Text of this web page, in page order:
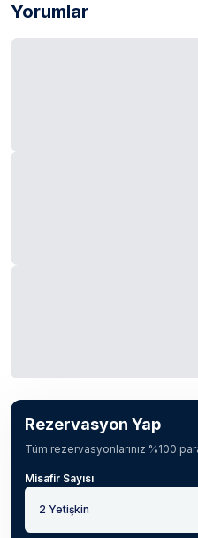
Yorumlar
Rezervasyon Yap
Tüm rezervasyonlarınız %100
Misafir Sayısı
2 Yetişkin